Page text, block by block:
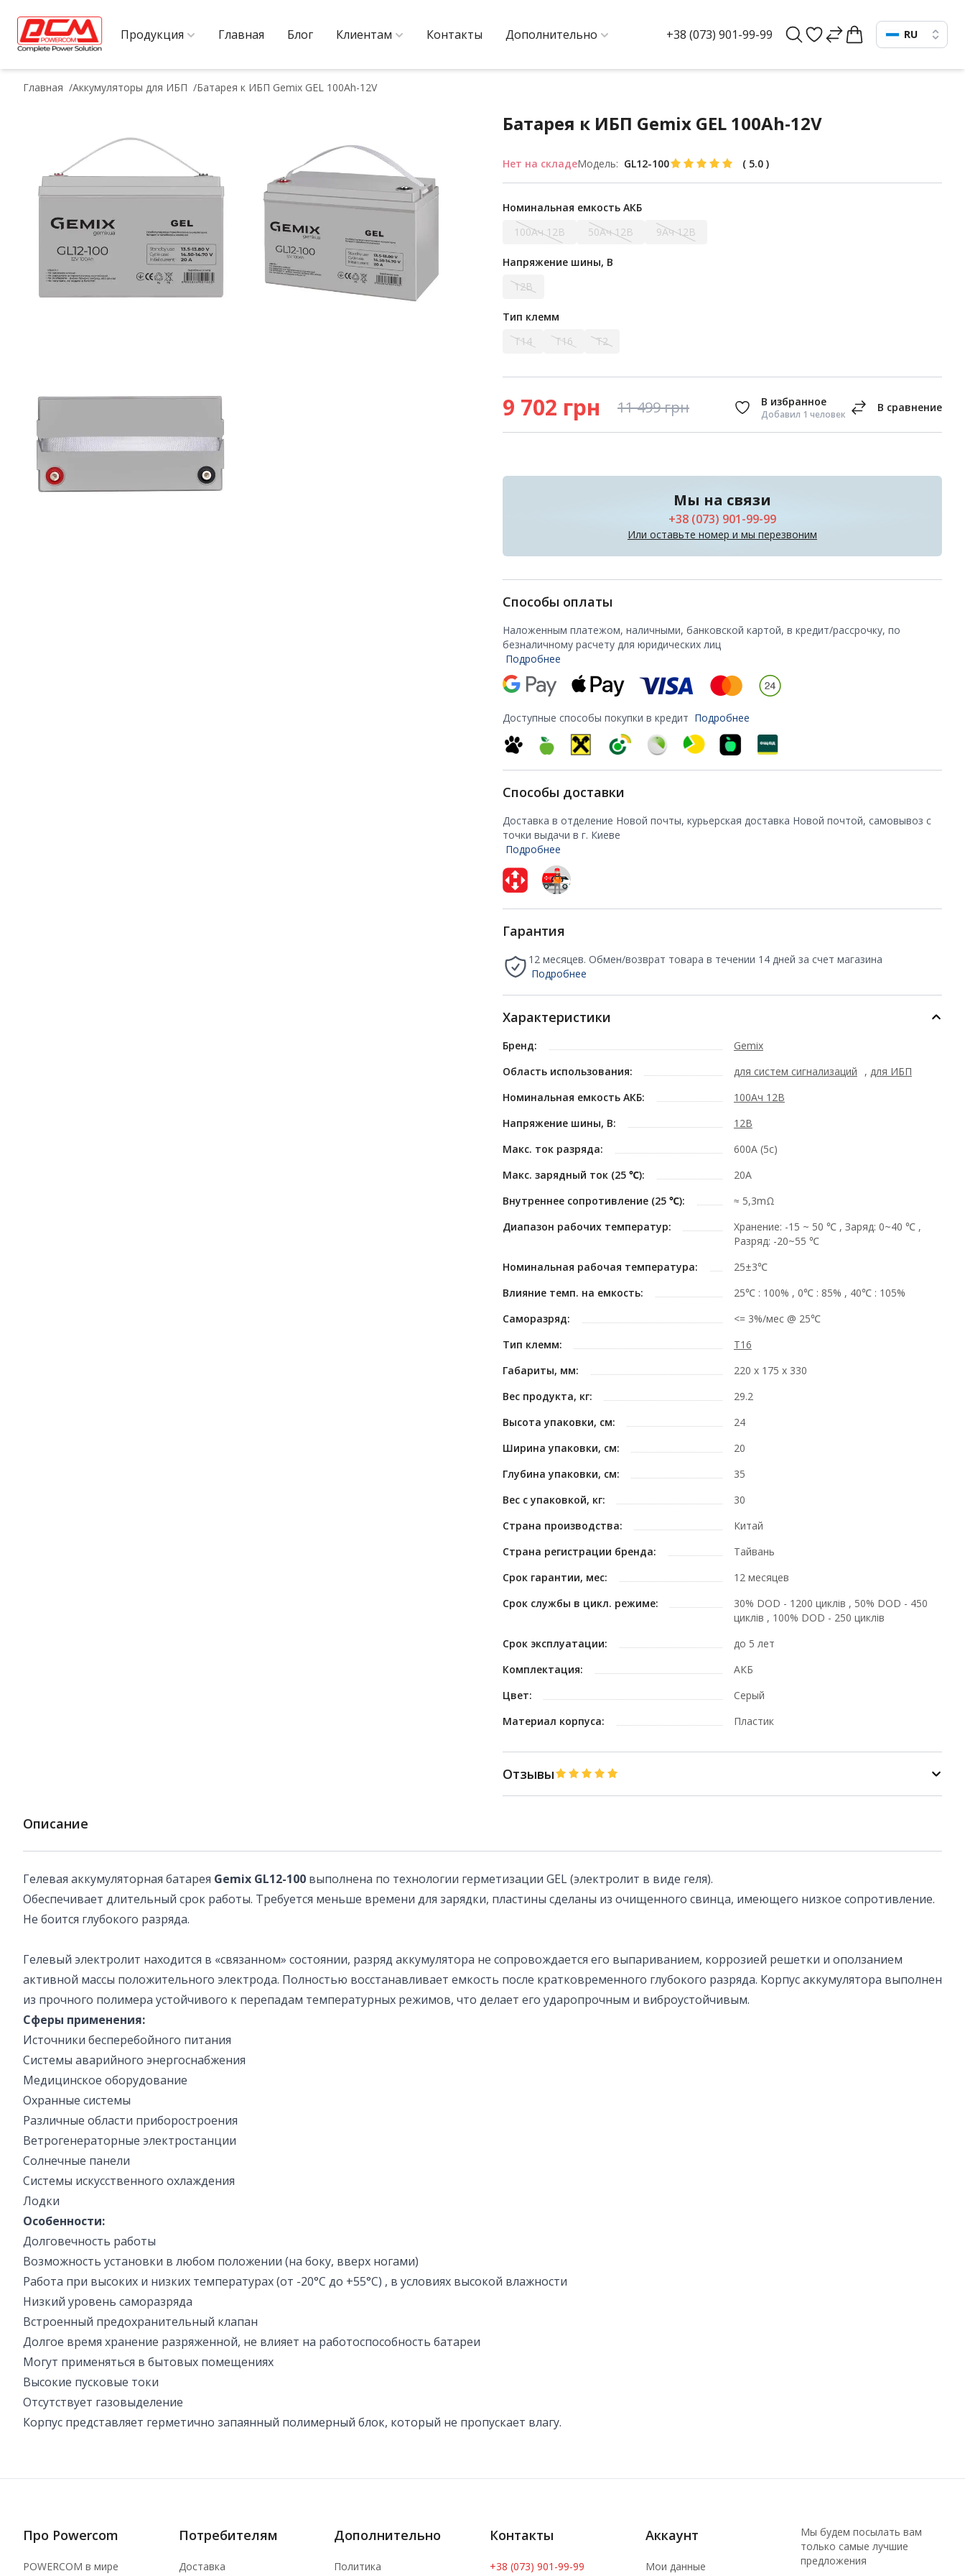
Продукция Главная Блог Клиентам Контакты Дополнительно +38 (073) 901-99-99 RU
Главная Аккумуляторы для ИБП Батарея к ИБП Gemix GEL 100Ah-12V
Батарея к ИБП Gemix GEL 100Ah-12V
Нет на складеМодель: GL12-100 ( 5.0 )
Номинальная емкость АКБ
100Ач 12В
50Ач 12В 9Ач 12В
Напряжение шины, В
12В
Тип клемм
T14
T16 T2
9 702 грн 11 499грн Добавил 1 человек
Мы на связи
+38 (073) 901-99-99
Или оставьте номер и мы перезвоним
Способы оплаты
Наложенным платежом, наличными, банковской картой, в кредит/рассрочку, по
безналичному расчету для юридических лиц
Подробнее
Доступные способы покупки в кредит Подробнее
Способы доставки
Доставка в отделение Новой почты, курьерская доставка Новой почтой, самовывоз с
точки выдачи в г. Киеве
Подробнее
Гарантия
12 месяцев. Обмен/возврат товара в течении 14 дней за счет магазина
Подробнее
Характеристики
Бренд:
Gemix
Область использования:
для систем сигнализаций , для ИБП
Номинальная емкость АКБ:
100Ач 12В
Напряжение шины, В:
12В
Макс. ток разряда:
600A (5с)
Макс. зарядный ток (25 ℃):
20A
Внутреннее сопротивление (25 ℃):
≈ 5,3mΩ
Диапазон рабочих температур:
Хранение: -15 ~ 50 ℃ , Заряд: 0~40 ℃ ,
Разряд: -20~55 ℃
Номинальная рабочая температура:
25±3℃
Влияние темп. на емкость:
25℃ : 100% , 0℃ : 85% , 40℃ : 105%
Саморазряд:
<= 3%/мес @ 25℃
Тип клемм:
T16
Габариты, мм:
220 х 175 х 330
Вес продукта, кг:
29.2
Высота упаковки, см:
24
Ширина упаковки, см:
20
Глубина упаковки, см:
35
Вес с упаковкой, кг:
30
Страна производства:
Китай
Страна регистрации бренда:
Тайвань
Срок гарантии, мес:
12 месяцев
Срок службы в цикл. режиме:
30% DOD - 1200 циклів , 50% DOD - 450
циклів , 100% DOD - 250 циклів
Срок эксплуатации:
до 5 лет
Комплектация:
АКБ
Цвет:
Серый
Материал корпуса:
Пластик
Отзывы
Описание
Гелевая аккумуляторная батарея Gemix GL12-100 выполнена по технологии герметизации GEL (электролит в виде геля).
Обеспечивает длительный срок работы. Требуется меньше времени для зарядки, пластины сделаны из очищенного свинца, имеющего низкое сопротивление.
Не боится глубокого разряда.
Гелевый электролит находится в «связанном» состоянии, разряд аккумулятора не сопровождается его выпариванием, коррозией решетки и оползанием
активной массы положительного электрода. Полностью восстанавливает емкость после кратковременного глубокого разряда. Корпус аккумулятора выполнен
из прочного полимера устойчивого к перепадам температурных режимов, что делает его ударопрочным и виброустойчивым.
Cферы применения:
Источники бесперебойного питания
Системы аварийного энергоснабжения
Медицинское оборудование
Охранные системы
Различные области приборостроения
Ветрогенераторные электростанции
Солнечные панели
Системы искусственного охлаждения
Лодки
Особенности:
Долговечность работы
Возможность установки в любом положении (на боку, вверх ногами)
Работа при высоких и низких температурах (от -20°C до +55°C) , в условиях высокой влажности
Низкий уровень саморазряда
Встроенный предохранительный клапан
Долгое время хранение разряженной, не влияет на работоспособность батареи
Могут применяться в бытовых помещениях
Высокие пусковые токи
Отсутствует газовыделение
Корпус представляет герметично запаянный полимерный блок, который не пропускает влагу.
Про Powercom
POWERCOM в мире
Потребителям
Доставка
Дополнительно
Политика
Контакты
+38 (073) 901-99-99
Аккаунт
Мои данные
Мы будем посылать вам
только самые лучшие
предложения